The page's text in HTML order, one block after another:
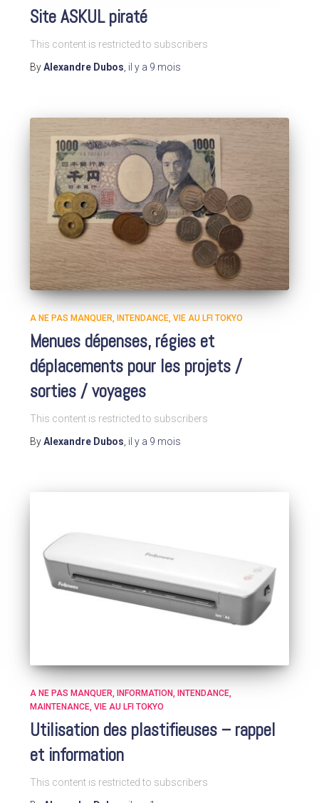
Site ASKUL piraté
This content is restricted to subscribers
ByAlexandre Dubos il y a 9 mois
A NE PAS MANQUER INTENDANCE VIE AU LFI TOKYO
Menues dépenses, régies et
déplacements pour les projets /
sorties / voyages
This content is restricted to subscribers
ByAlexandre Dubos, il y a 9 mois
A NE PAS MANQUER INFORMATION
INTENDANCE
MAINTENANCE VIE AU LFI TOKYO
Utilisation des plastifieuses – rappel
et information
This content is restricted to subscribers